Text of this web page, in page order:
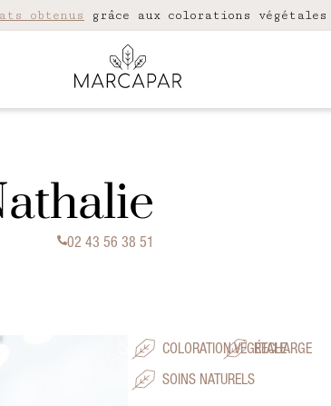
obtenus grâce aux colorations végétales
02 43 56 38 51
COLORATION VÉGÉTALE
RECHARGE
SOINS NATURELS